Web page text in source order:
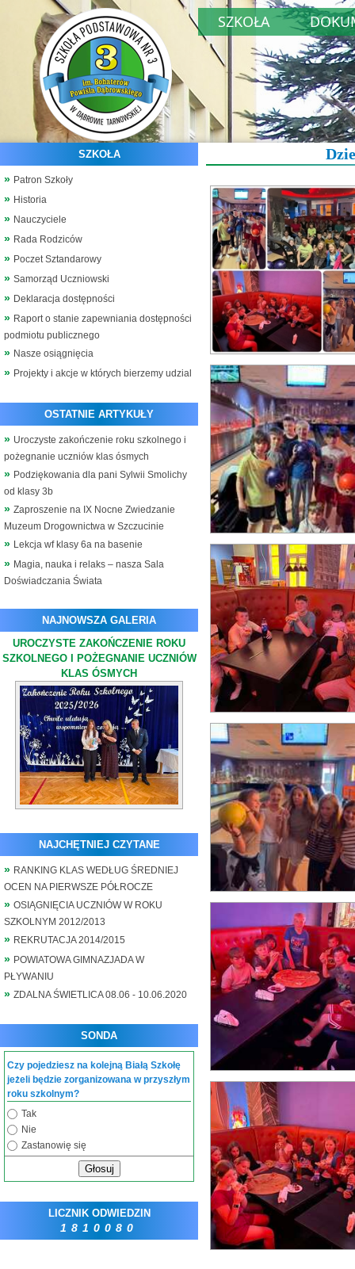
SZKOŁA
SZKOŁA
Patron Szkoły
Historia
Nauczyciele
Rada Rodziców
Poczet Sztandarowy
Samorząd Uczniowski
Deklaracja dostępności
Raport o stanie zapewniania dostępności
podmiotu publicznego
Nasze osiągnięcia
Projekty i akcje w których bierzemy udzial
OSTATNIE ARTYKUŁY
Uroczyste zakończenie roku szkolnego i
pożegnanie uczniów klas ósmych
Podziękowania dla pani Sylwii Smolichy
od klasy 3b
Zaproszenie na IX Nocne Zwiedzanie
Muzeum Drogownictwa w Szczucinie
Lekcja wf klasy 6a na basenie
Magia, nauka i relaks – nasza Sala
Doświadczania Świata
NAJNOWSZA GALERIA
UROCZYSTE ZAKOŃCZENIE ROKU
SZKOLNEGO I POŻEGNANIE UCZNIÓW
KLAS ÓSMYCH
NAJCHĘTNIEJ CZYTANE
RANKING KLAS WEDŁUG ŚREDNIEJ
OCEN NA PIERWSZE PÓŁROCZE
OSIĄGNIĘCIA UCZNIÓW W ROKU
SZKOLNYM 2012/2013
REKRUTACJA 2014/2015
POWIATOWA GIMNAZJADA W
PŁYWANIU
ZDALNA ŚWIETLICA 08.06 - 10.06.2020
SONDA
Czy pojedziesz na kolejną Białą Szkołę
jeżeli będzie zorganizowana w przyszłym
roku szkolnym?
Tak
Nie
Zastanowię się
Głosuj
LICZNIK ODWIEDZIN
1810080